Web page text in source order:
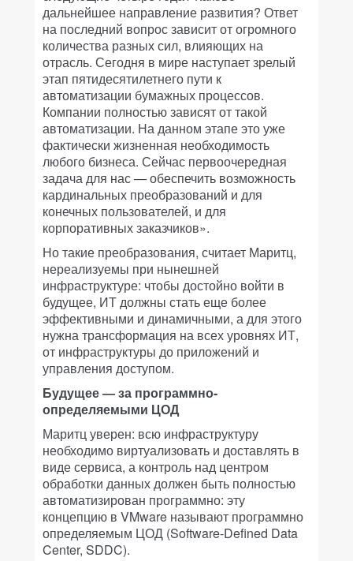
дальнейшее направление развития? Ответ
на последний вопрос зависит от огромного
количества разных сил, влияющих на
отрасль. Сегодня в мире наступает зрелый
этап пятидесятилетнего пути к
автоматизации бумажных процессов.
Компании полностью зависят от такой
автоматизации. На данном этапе это уже
фактически жизненная необходимость
любого бизнеса. Сейчас первоочередная
задача для нас — обеспечить возможность
кардинальных преобразований и для
конечных пользователей, и для
корпоративных заказчиков».
Но такие преобразования, считает Маритц,
нереализуемы при нынешней
инфраструктуре: чтобы достойно войти в
будущее, ИТ должны стать еще более
эффективными и динамичными, а для этого
нужна трансформация на всех уровнях ИТ,
от инфраструктуры до приложений и
управления доступом.
Будущее — за программно-
определяемыми ЦОД
Маритц уверен: всю инфраструктуру
необходимо виртуализовать и доставлять в
виде сервиса, а контроль над центром
обработки данных должен быть полностью
автоматизирован программно: эту
концепцию в VMware называют программно
определяемым ЦОД (Software-Defined Data
Center, SDDC).